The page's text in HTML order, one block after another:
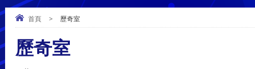
首頁 > 歷奇室
歷奇室